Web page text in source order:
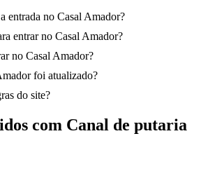
entrada no Casal Amador?
entrar no Casal Amador?
no Casal Amador?
foi atualizado?
do site?
com Canal de putaria